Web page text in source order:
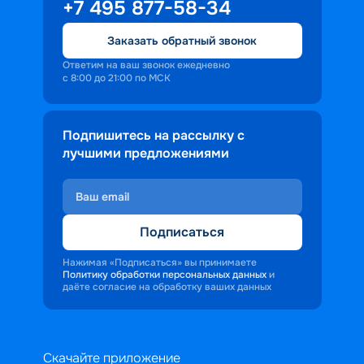
персонала корабля в каждом госте.
Ступая на борт теплохода, пассажиры
попадают в совершенно иную атмосферу,
где властвует тяга к приключениям и
открытиям.
+7 495 877-58-34
Заказать обратный звонок
Ответим на ваш звонок ежедневно
с 8:00 до 21:00 по МСК
Подпишитесь на рассылку с
лучшими предложениями
Подписаться
Нажимая «Подписаться» вы принимаете
Политику обработки персональных данных и
даёте согласие на обработку ваших данных
Скачайте приложение